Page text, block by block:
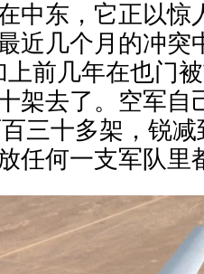
中东，它正以惊
近几个月的冲突
前几年在也门
架去了。空军自
三十多架，锐
任何一支军队里